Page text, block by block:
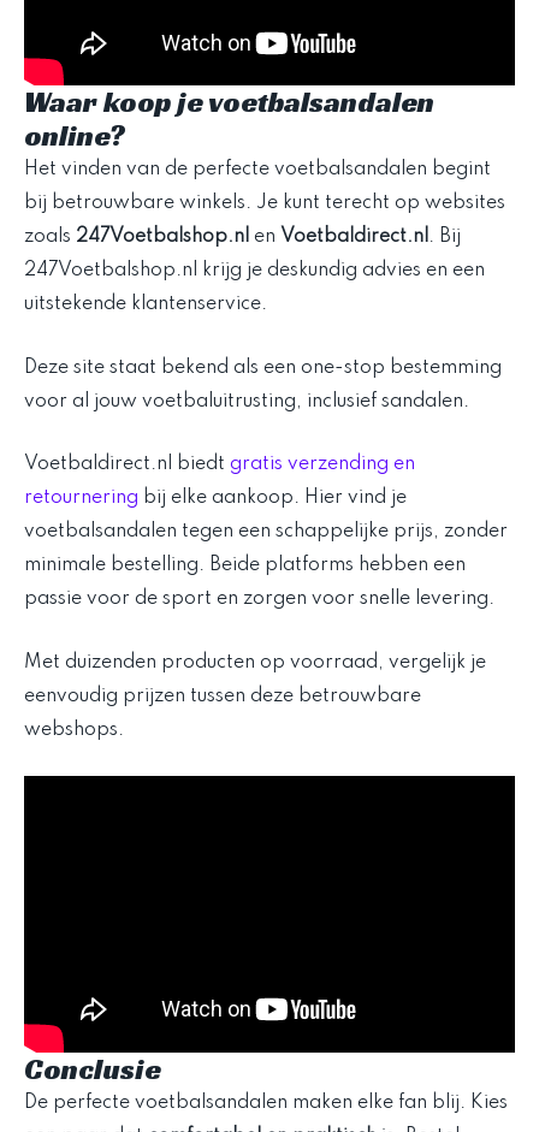
Waar koop je voetbalsandalen
online?
Het vinden van de perfecte voetbalsandalen begint
bij betrouwbare winkels. Je kunt terecht op websites
zoals 247Voetbalshop.nl en Voetbaldirect.nl . Bij
247Voetbalshop.nl krijg je deskundig advies en een
uitstekende klantenservice.
Deze site staat bekend als een one-stop bestemming
voor al jouw voetbaluitrusting, inclusief sandalen.
Voetbaldirect.nl biedt gratis verzending en
retournering bij elke aankoop. Hier vind je
voetbalsandalen tegen een schappelijke prijs, zonder
minimale bestelling. Beide platforms hebben een
passie voor de sport en zorgen voor snelle levering.
Met duizenden producten op voorraad, vergelijk je
eenvoudig prijzen tussen deze betrouwbare
webshops.
Conclusie
De perfecte voetbalsandalen maken elke fan blij. Kies